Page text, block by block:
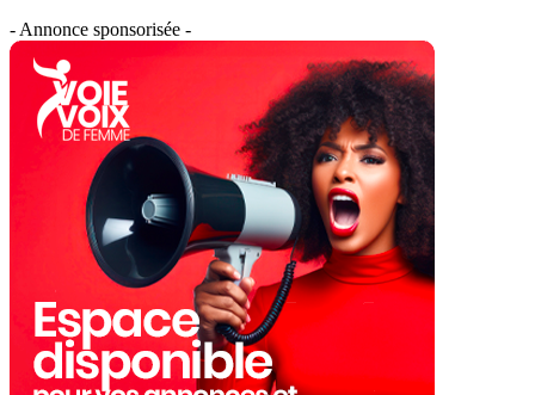
- Annonce sponsorisée -